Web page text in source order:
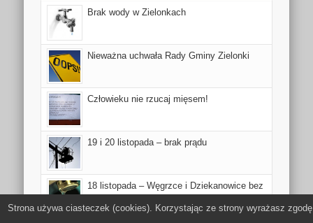
Brak wody w Zielonkach
Nieważna uchwała Rady Gminy Zielonki
Człowieku nie rzucaj mięsem!
19 i 20 listopada – brak prądu
18 listopada – Węgrzce i Dziekanowice bez
Strona używa ciasteczek (cookies). Korzystając ze strony wyrażasz zgodę